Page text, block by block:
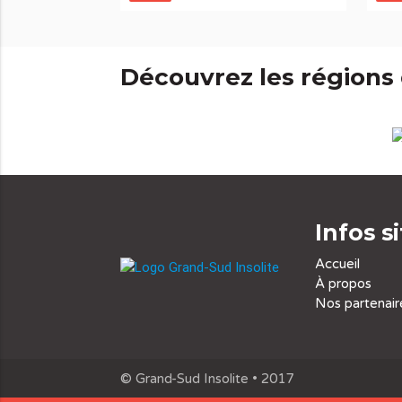
Découvrez les régions
Infos
Accueil
À propos
Nos
© Grand-Sud Insolite • 2017